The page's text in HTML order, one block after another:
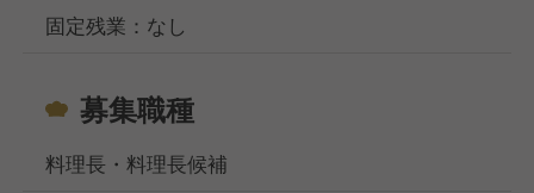
固定残業：なし
募集職種
料理長・料理長候補